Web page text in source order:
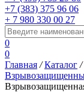
+7 (383) 375 96 06
+ 7 980 330 00 27
0
0
Главная / Каталог /